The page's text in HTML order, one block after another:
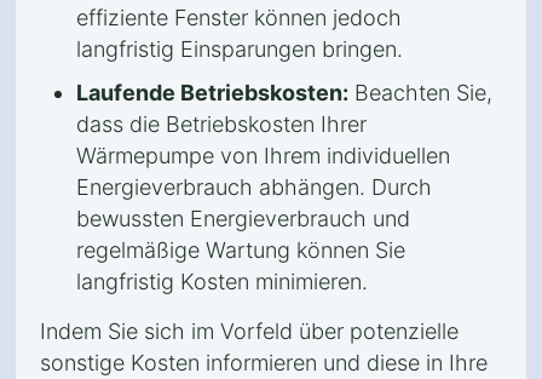
effiziente Fenster können jedoch
langfristig Einsparungen bringen.
Laufende Betriebskosten: Beachten Sie,
dass die Betriebskosten Ihrer
Wärmepumpe von Ihrem individuellen
Energieverbrauch abhängen. Durch
bewussten Energieverbrauch und
regelmäßige Wartung können Sie
langfristig Kosten minimieren.
Indem Sie sich im Vorfeld über potenzielle
sonstige Kosten informieren und diese in Ihre